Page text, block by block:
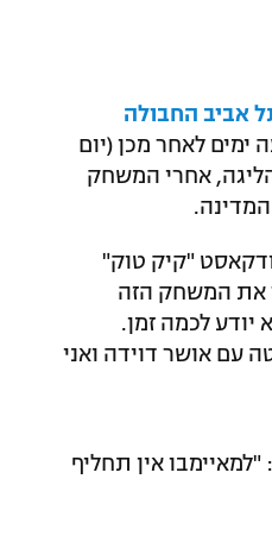
אביב החבולה
בליגה האירופית (19:45, ספורט1). ארבעה ימים לאחר מכן (יום
הליגה, אחרי המשחק
"קיק טוק"
את המשחק הזה
יודע לכמה זמן.
עם אושר דוידה ואני
אין תחליף